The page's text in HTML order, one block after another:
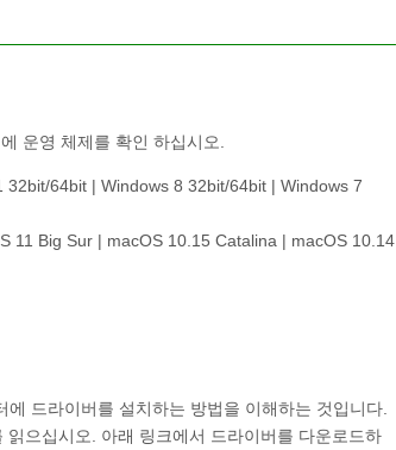
운영 체제를 확인 하십시오.
64bit | Windows 8 32bit/64bit | Windows 7
11 Big Sur | macOS 10.15 Catalina | macOS 10.14
드라이버를 설치하는 방법을 이해하는 것입니다.
으십시오. 아래 링크에서 드라이버를 다운로드하